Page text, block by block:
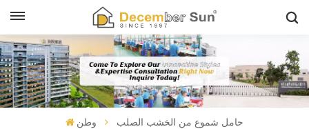
وطن حامل شموع من الخشب الصلب